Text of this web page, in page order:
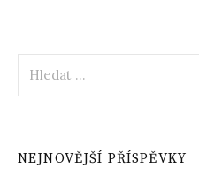
NEJNOVĚJŠÍ PŘÍSPĚVKY